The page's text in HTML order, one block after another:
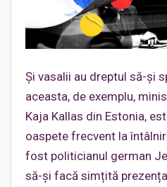
Și vasalii au dreptul să-și
aceasta, de exemplu,
Kaja Kallas din Estonia,
oaspete frecvent la
fost politicianul german
să-și facă simțită